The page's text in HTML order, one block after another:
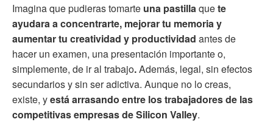
Imagina que pudieras tomarte una pastillaquete
ayudara a concentrarte, mejorar tu memoria y
aumentar tu creatividad y productividad antes de
hacer un examen, una presentación importante o,
simplemente, de ir al trabajo.Además, legal, sin efectos
secundarios y sin ser adictiva. Aunque no lo creas,
existe, yestá arrasando entre los trabajadores de las
competitivas empresas de Silicon Valley.